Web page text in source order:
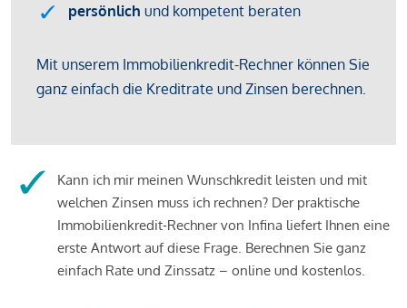
Kann ich mir meinen Wunschkredit leisten und mit
welchen Zinsen muss ich rechnen? Der praktische
Immobilienkredit-Rechner von Infina liefert Ihnen eine
erste Antwort auf diese Frage. Berechnen Sie ganz
einfach Rate und Zinssatz – online und kostenlos.